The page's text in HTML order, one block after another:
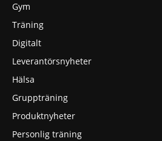
Gym
Träning
Digitalt
Leverantörsnyheter
Hälsa
Gruppträning
Produktnyheter
Personlig träning